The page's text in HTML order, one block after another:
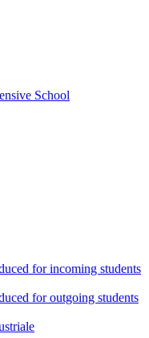
School
for incoming students
for outgoing students